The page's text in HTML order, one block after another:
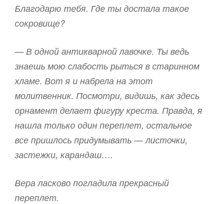
Благодарю тебя. Где ты достала такое
сокровище?
— В одной антикварной лавочке. Ты ведь
знаешь мою слабость рыться в старинном
хламе. Вот я и набрела на этот
молитвенник. Посмотри, видишь, как здесь
орнамент делает фигуру креста. Правда, я
нашла только один переплет, остальное
все пришлось придумывать — листочки,
застежки, карандаш….
Вера ласково погладила прекрасный
переплет.